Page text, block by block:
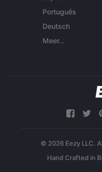
Português
Deutsch
Meer...
© 2026 Eezy LLC.